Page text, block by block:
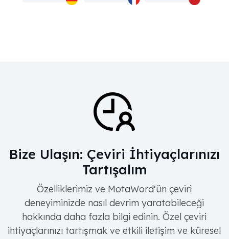
Bize Ulaşın: Çeviri İhtiyaçlarınızı
Tartışalım
Özelliklerimiz ve MotaWord'ün çeviri
deneyiminizde nasıl devrim yaratabileceği
hakkında daha fazla bilgi edinin. Özel çeviri
ihtiyaçlarınızı tartışmak ve etkili iletişim ve küresel